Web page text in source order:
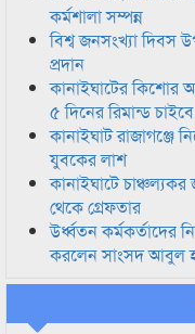
কর্মশালা সম্পন্ন
বিশ্ব জনসংখ্যা দিবস
প্রদান
কানাইঘাটের
৫ দিনের রিমান্ড
কানাইঘাট
যুবকের লাশ
কানাইঘাটে
থেকে গ্রেফতার
উর্ধ্বতন কর্মকর্তাদের
করলেন সাংসদ আবুল